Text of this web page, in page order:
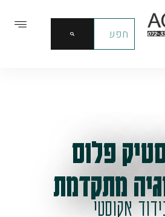
פלוס
מתקדמת
אקוסטי